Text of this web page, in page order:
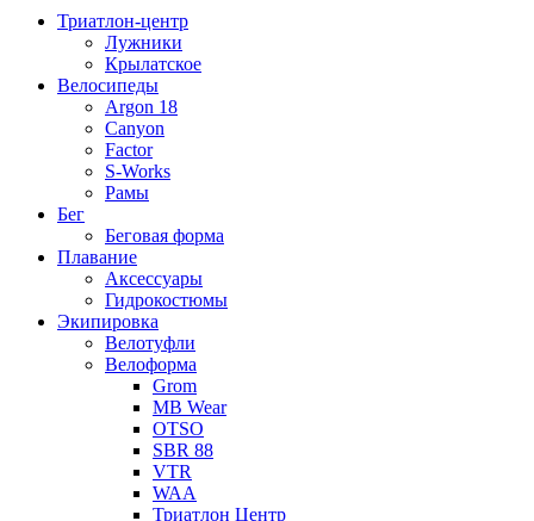
Триатлон-центр
Лужники
Крылатское
Велосипеды
Argon 18
Canyon
Factor
S-Works
Рамы
Бег
Беговая форма
Плавание
Аксессуары
Гидрокостюмы
Экипировка
Велотуфли
Велоформа
Grom
MB Wear
OTSO
SBR 88
VTR
WAA
Триатлон Центр